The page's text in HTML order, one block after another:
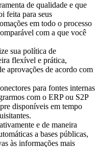
de qualidade e que
feita para seus
em todo o processo
com a que você
sua política de
flexível e prática,
aprovações de acordo com
para fontes internas
com o ERP ou S2P
disponíveis em tempo
e de maneira
a bases públicas,
às informações mais